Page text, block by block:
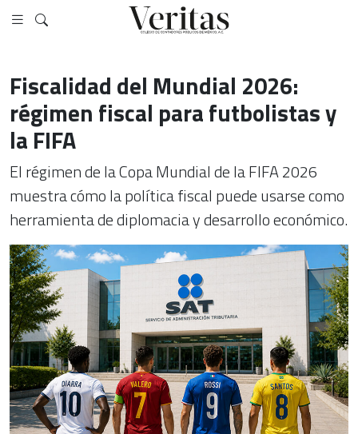
Fiscalidad del Mundial 2026:
régimen fiscal para futbolistas y
la FIFA
El régimen de la Copa Mundial de la FIFA 2026
muestra cómo la política fiscal puede usarse como
herramienta de diplomacia y desarrollo económico.